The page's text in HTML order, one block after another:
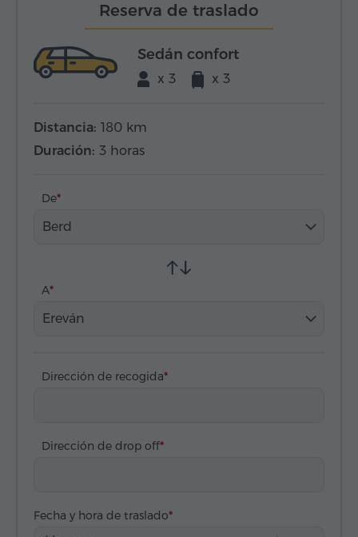
Reserva de traslado
Sedán confort
x 3 x 3
Distancia: 180 km
Duración: 3 horas
De
Berd
A
Ereván
Dirección de recogida
Dirección de drop off
Fecha y hora de traslado